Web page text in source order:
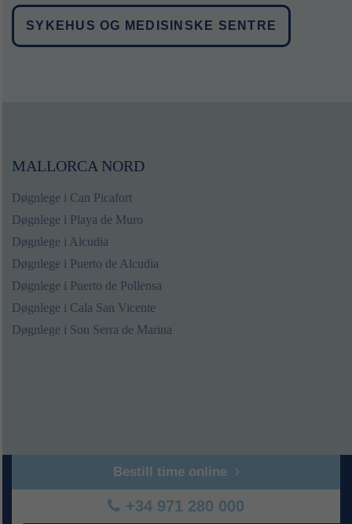
SYKEHUS OG MEDISINSKE SENTRE
MALLORCA NORD
Døgnlege i Can Picafort
Døgnlege i Playa de Muro
Døgnlege i Alcudia
Døgnlege i Puerto de Alcudia
Døgnlege i Puerto de Pollensa
Døgnlege i Cala San Vicente
Døgnlege i Son Serra de Marina
Bestill time online
+34 971 280 000